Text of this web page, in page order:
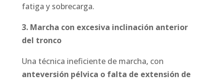
fatiga y sobrecarga.
3. Marcha con excesiva inclinación anterior
del tronco
Una técnica ineficiente de marcha, con
anteversión pélvica o falta de extensión de